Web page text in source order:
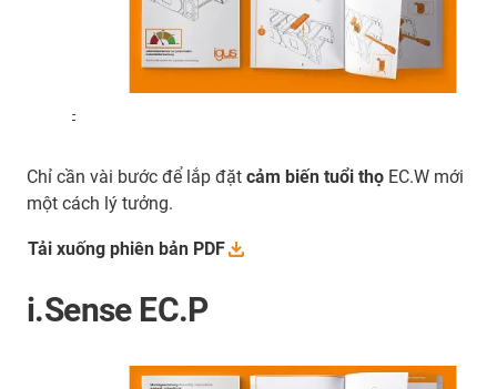
-
Chỉ cần vài bước để lắp đặt cảm biến tuổi thọ EC.W mới
một cách lý tưởng.
Tải xuống phiên bản PDF
i.Sense EC.P